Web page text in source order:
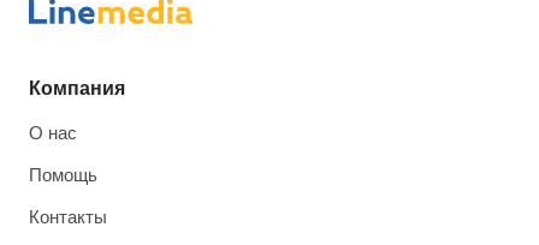
Компания
О нас
Помощь
Контакты